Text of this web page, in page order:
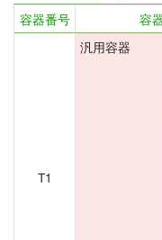
容器番号
容
T1
汎用容器